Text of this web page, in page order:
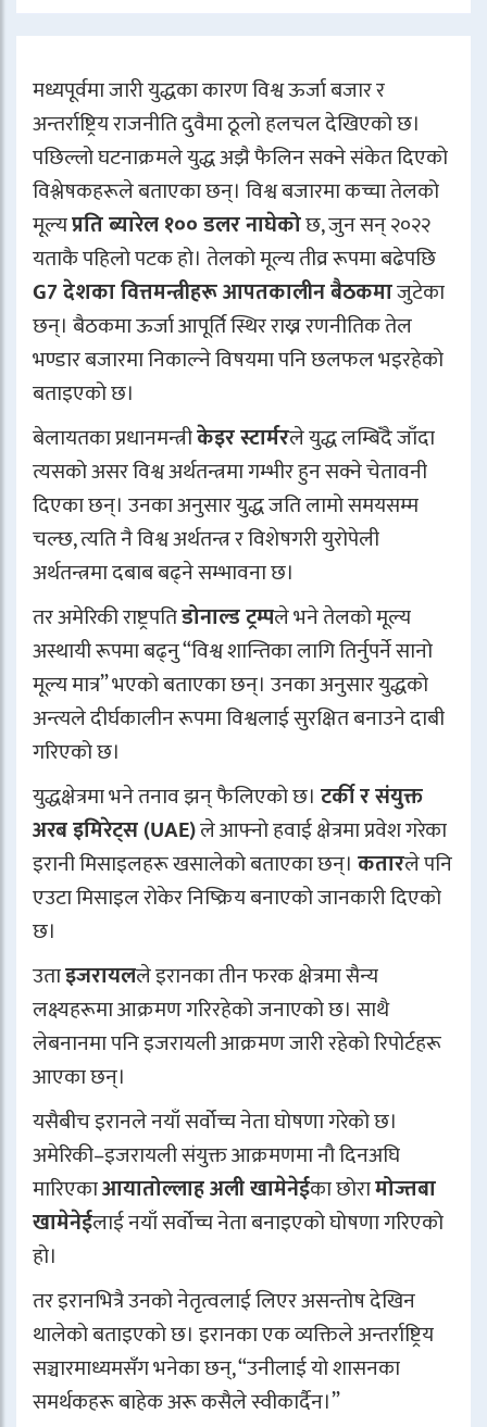
मध्यपूर्वमा जारी युद्धका कारण विश्व ऊर्जा बजार र
अन्तर्राष्ट्रिय राजनीति दुवैमा ठूलो हलचल देखिएको छ।
पछिल्लो घटनाक्रमले युद्ध अझै फैलिन सक्ने संकेत दिएको
विश्लेषकहरूले बताएका छन्। विश्व बजारमा कच्चा तेलको
मूल्यप्रति ब्यारेल १०० डलर नाघेकोछ, जुन सन् २०२२
यताकै पहिलो पटक हो। तेलको मूल्य तीव्र रूपमा बढेपछि
G7 देशका वित्तमन्त्रीहरू आपतकालीन बैठकमाजुटेका
छन्। बैठकमा ऊर्जा आपूर्ति स्थिर राख्न रणनीतिक तेल
भण्डार बजारमा निकाल्ने विषयमा पनि छलफल भइरहेको
बताइएको छ।
बेलायतका प्रधानमन्त्रीकेइर स्टार्मरले युद्ध लम्बिँदै जाँदा
त्यसको असर विश्व अर्थतन्त्रमा गम्भीर हुन सक्ने चेतावनी
दिएका छन्। उनका अनुसार युद्ध जति लामो समयसम्म
चल्छ, त्यति नै विश्व अर्थतन्त्र र विशेषगरी युरोपेली
अर्थतन्त्रमा दबाब बढ्ने सम्भावना छ।
तर अमेरिकी राष्ट्रपतिडोनाल्ड ट्रम्पले भने तेलको मूल्य
अस्थायी रूपमा बढ्नु “विश्व शान्तिका लागि तिर्नुपर्ने सानो
मूल्य मात्र” भएको बताएका छन्। उनका अनुसार युद्धको
अन्त्यले दीर्घकालीन रूपमा विश्वलाई सुरक्षित बनाउने दाबी
गरिएको छ।
युद्धक्षेत्रमा भने तनाव झन् फैलिएको छ। टर्की र संयुक्त
अरब इमिरेट्स (UAE)ले आफ्नो हवाई क्षेत्रमा प्रवेश गरेका
इरानी मिसाइलहरू खसालेको बताएका छन्। कतारले पनि
एउटा मिसाइल रोकेर निष्क्रिय बनाएको जानकारी दिएको
छ।
उताइजरायलले इरानका तीन फरक क्षेत्रमा सैन्य
लक्ष्यहरूमा आक्रमण गरिरहेको जनाएको छ। साथै
लेबनानमा पनि इजरायली आक्रमण जारी रहेको रिपोर्टहरू
आएका छन्।
यसैबीच इरानले नयाँ सर्वोच्च नेता घोषणा गरेको छ।
अमेरिकी–इजरायली संयुक्त आक्रमणमा नौ दिनअघि
मारिएकाआयातोल्लाह अली खामेनेईका छोरामोज्तबा
खामेनेईलाई नयाँ सर्वोच्च नेता बनाइएको घोषणा गरिएको
हो।
तर इरानभित्रै उनको नेतृत्वलाई लिएर असन्तोष देखिन
थालेको बताइएको छ। इरानका एक व्यक्तिले अन्तर्राष्ट्रिय
सञ्चारमाध्यमसँग भनेका छन्, “उनीलाई यो शासनका
समर्थकहरू बाहेक अरू कसैले स्वीकार्दैन।”